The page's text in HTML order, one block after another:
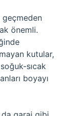
geçmeden
önemli.
kutular,
sıcak
boyayı